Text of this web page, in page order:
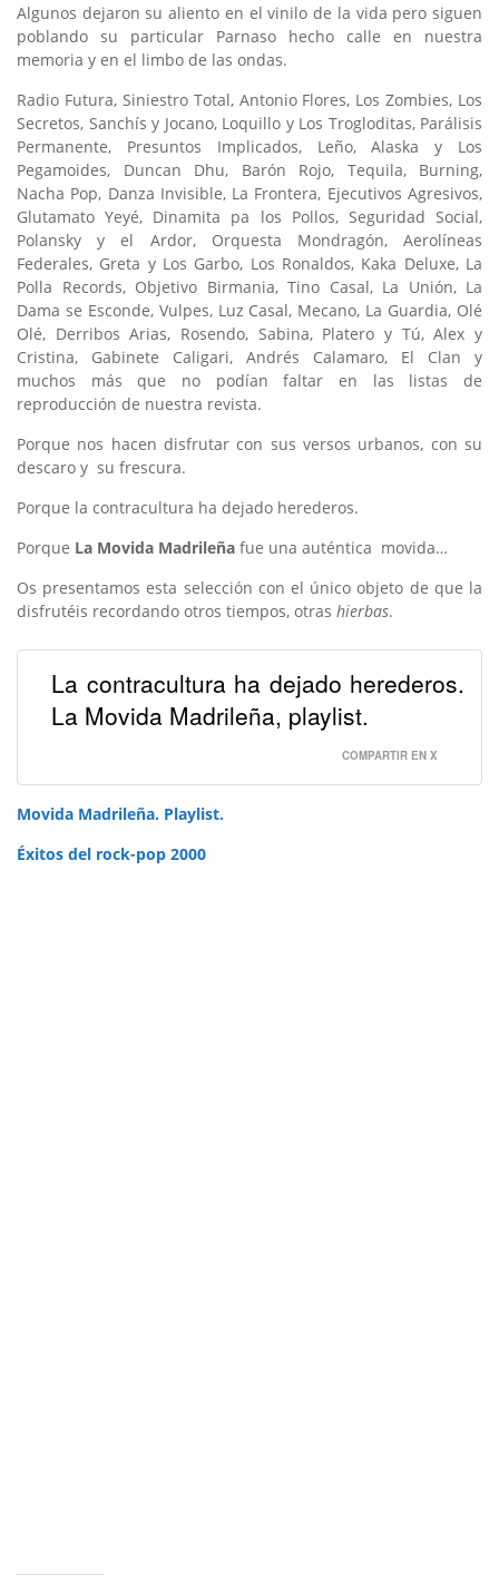
Algunos dejaron su aliento en el vinilo de la vida pero siguen
poblando su particular Parnaso hecho calle en nuestra
memoria y en el limbo de las ondas.
Radio Futura, Siniestro Total, Antonio Flores, Los Zombies, Los
Secretos, Sanchís y Jocano, Loquillo y Los Trogloditas, Parálisis
Permanente, Presuntos Implicados, Leño, Alaska y Los
Pegamoides, Duncan Dhu, Barón Rojo, Tequila, Burning,
Nacha Pop, Danza Invisible, La Frontera, Ejecutivos Agresivos,
Glutamato Yeyé, Dinamita pa los Pollos, Seguridad Social,
Polansky y el Ardor, Orquesta Mondragón, Aerolíneas
Federales, Greta y Los Garbo, Los Ronaldos, Kaka Deluxe, La
Polla Records, Objetivo Birmania, Tino Casal, La Unión, La
Dama se Esconde, Vulpes, Luz Casal, Mecano, La Guardia, Olé
Olé, Derribos Arias, Rosendo, Sabina, Platero y Tú, Alex y
Cristina, Gabinete Caligari, Andrés Calamaro, El Clan y
muchos más que no podían faltar en las listas de
reproducción de nuestra revista.
Porque nos hacen disfrutar con sus versos urbanos, con su
descaro y su frescura.
Porque la contracultura ha dejado herederos.
Porque La Movida Madrileña fue una auténtica movida…
Os presentamos esta selección con el único objeto de que la
disfrutéis recordando otros tiempos, otras hierbas.
La contracultura ha dejado herederos.
La Movida Madrileña, playlist.
COMPARTIR EN X
Movida Madrileña. Playlist.
Éxitos del rock-pop 2000